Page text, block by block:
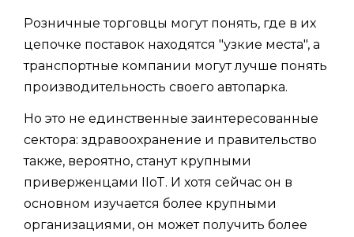
Розничные торговцы могут понять, где в их
цепочке поставок находятся "узкие места", а
транспортные компании могут лучше понять
производительность своего автопарка.
Но это не единственные заинтересованные
сектора: здравоохранение и правительство
также, вероятно, станут крупными
приверженцами IIoT. И хотя сейчас он в
основном изучается более крупными
организациями, он может получить более